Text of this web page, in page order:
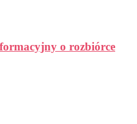
o rozbiórce